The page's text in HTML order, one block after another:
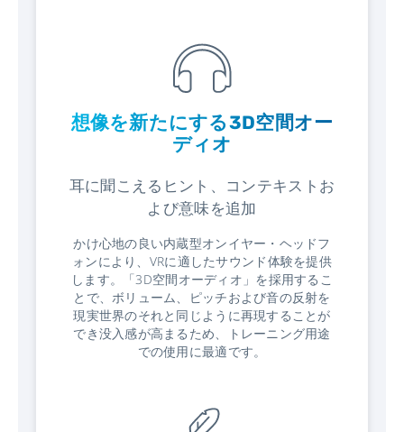
想像を新たにする3D空間オー
ディオ
耳に聞こえるヒント、コンテキストお
よび意味を追加
かけ心地の良い内蔵型オンイヤー・ヘッドフ
ォンにより、VRに適したサウンド体験を提供
します。「3D空間オーディオ」を採用するこ
とで、ボリューム、ピッチおよび音の反射を
現実世界のそれと同じように再現することが
でき没入感が高まるため、トレーニング用途
での使用に最適です。